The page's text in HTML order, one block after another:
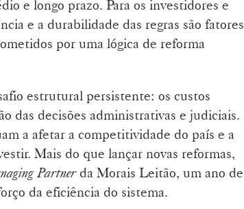
e longo prazo. Para os investidores e
e a durabilidade das regras são fatores
por uma lógica de reforma
estrutural persistente: os custos
das decisões administrativas e judiciais.
a afetar a competitividade do país e a
Mais do que lançar novas reformas,
Partnerda Morais Leitão, um ano de
da eficiência do sistema.